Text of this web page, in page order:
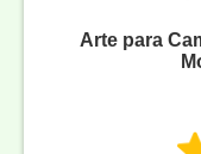
Arte para